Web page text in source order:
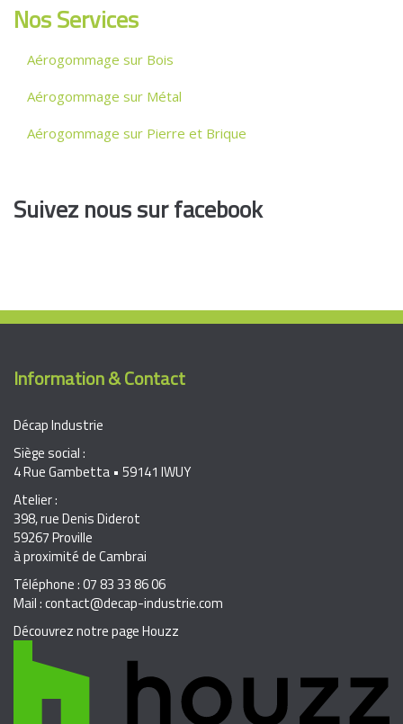
Nos Services
Aérogommage sur Bois
Aérogommage sur Métal
Aérogommage sur Pierre et Brique
Suivez nous sur facebook
Information & Contact
Décap Industrie
Siège social :
4 Rue Gambetta • 59141 IWUY
Atelier :
398, rue Denis Diderot
59267 Proville
à proximité de Cambrai
Téléphone : 07 83 33 86 06
Mail : contact@decap-industrie.com
Découvrez notre page Houzz